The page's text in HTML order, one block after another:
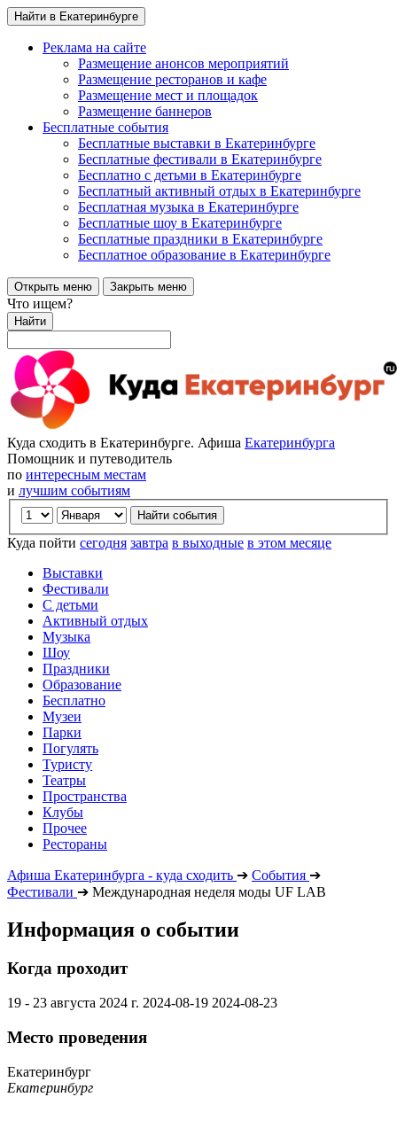
Найти в Екатеринбурге
Реклама на сайте
Размещение анонсов мероприятий
Размещение ресторанов и кафе
Размещение мест и площадок
Размещение баннеров
Бесплатные события
Бесплатные выставки в Екатеринбурге
Бесплатные фестивали в Екатеринбурге
Бесплатно с детьми в Екатеринбурге
Бесплатный активный отдых в Екатеринбурге
Бесплатная музыка в Екатеринбурге
Бесплатные шоу в Екатеринбурге
Бесплатные праздники в Екатеринбурге
Бесплатное образование в Екатеринбурге
Открыть меню Закрыть меню
Что ищем?
Найти
Куда сходить в Екатеринбурге. Афиша Екатеринбурга
Помощник и путеводитель
по интересным местам
и лучшим событиям
Куда пойти сегодня завтра в выходные в этом месяце
Выставки
Фестивали
С детьми
Активный отдых
Музыка
Шоу
Праздники
Образование
Бесплатно
Музеи
Парки
Погулять
Туристу
Театры
Пространства
Клубы
Прочее
Рестораны
Афиша Екатеринбурга - куда сходить ➔ События ➔
Фестивали ➔ Международная неделя моды UF LAB
Информация о событии
Когда проходит
19 - 23 августа 2024 г. 2024-08-19 2024-08-23
Место проведения
Екатеринбург
Екатеринбург